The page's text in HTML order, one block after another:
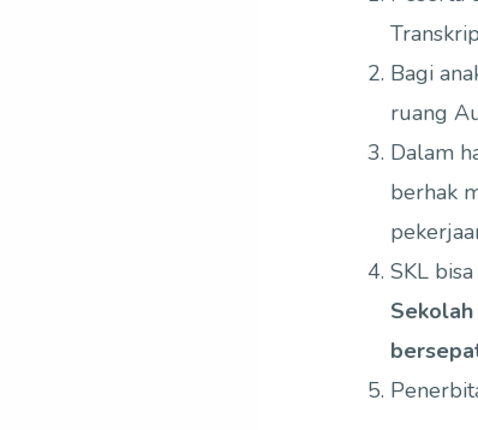
Bagi
ruang
Dalam
berhak
SKL